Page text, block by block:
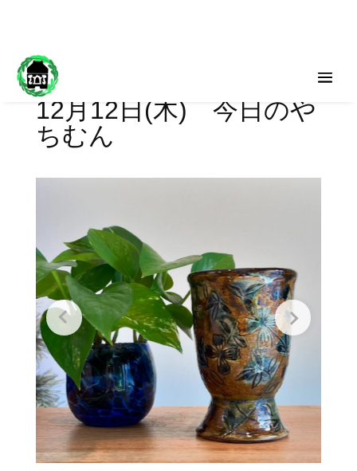
12月12日(木) 今日のや
ちむん